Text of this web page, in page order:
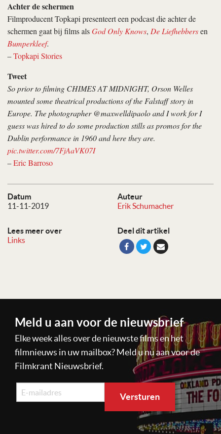
Datum
11-11-2019
Auteur
Erik Schumacher
Lees meer over
Links
Deel dit artikel
Achter de schermen
Filmproducent Topkapi presenteert een podcast die achter de
schermen gaat bij films alsGod Only Knows, De Liefhebbersen
Bumperkleef.
–Topkapi Stories
Tweet
So prior to filming CHIMES AT MIDNIGHT, Orson Welles
mounted some theatrical productions of the Falstaff story in
Europe. The photographer @maxwelldipaolo and I work for I
guess was hired to do some production stills as promos for the
Dublin performance in 1960 and here they are.
pic.twitter.com/7FjAaVK07I
–Eric Barroso
Meld u aan voor de nieuwsbrief
Elke week alles over de nieuwste films en het
filmnieuws in uw mailbox? Meld u nu aan voor de
Filmkrant Nieuwsbrief.